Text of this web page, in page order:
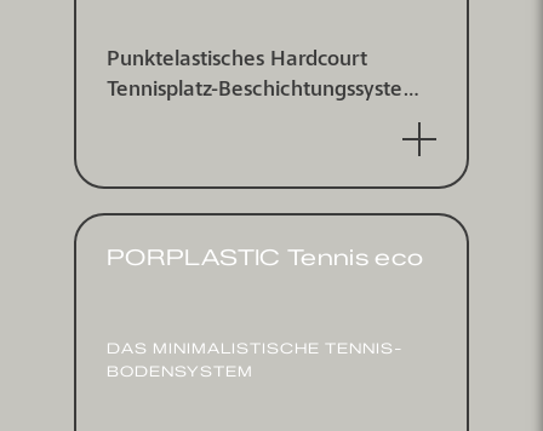
Punkt­elastisches Hardcourt
Tennis­platz-Be­schichtungs­system
punktelastisch nach DIN V 18032-
2 und EN 14904, ITF zertifiziert
PORPLASTIC Tennis eco
DAS MINI­MALIS­TISCHE TENNIS­
BODEN­SYSTEM